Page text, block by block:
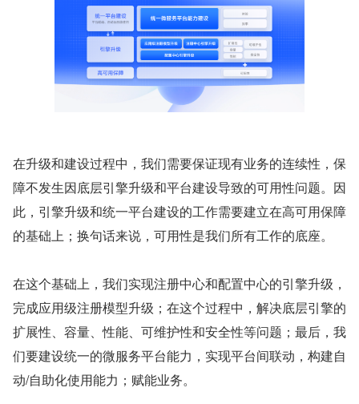
在升级和建设过程中，我们需要保证现有业务的连续性，保
障不发生因底层引擎升级和平台建设导致的可用性问题。因
此，引擎升级和统一平台建设的工作需要建立在高可用保障
的基础上；换句话来说，可用性是我们所有工作的底座。
在这个基础上，我们实现注册中心和配置中心的引擎升级，
完成应用级注册模型升级；在这个过程中，解决底层引擎的
扩展性、容量、性能、可维护性和安全性等问题；最后，我
们要建设统一的微服务平台能力，实现平台间联动，构建自
动/自助化使用能力；赋能业务。